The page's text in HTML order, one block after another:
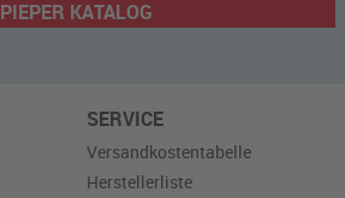
PIEPER KATALOG
SERVICE
Versandkostentabelle
Herstellerliste